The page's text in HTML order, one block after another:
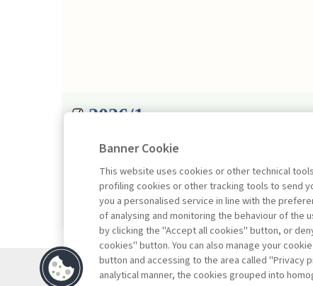
2026/1
Contatti
Banner Cookie
This website uses cookies or other technical
profiling cookies or other tracking tools to send
you a personalised service in line with the
of analysing and monitoring the behaviour of the
by clicking the "Accept all cookies" button, or
cookies" button. You can also manage your
button and accessing to the area called "Privacy
analytical manner, the cookies grouped into